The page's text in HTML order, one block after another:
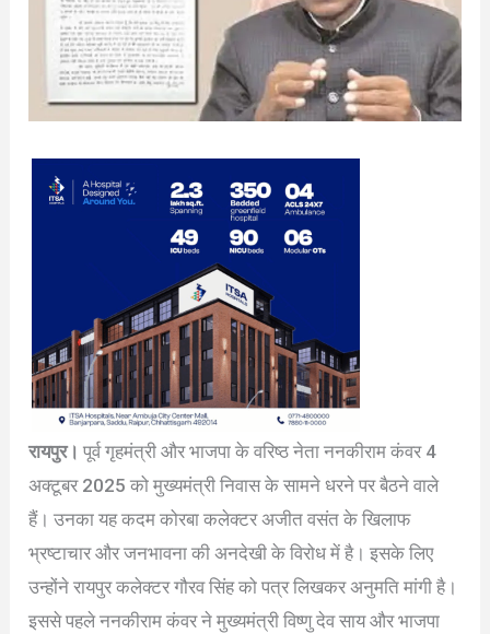
रायपुर। पूर्व गृहमंत्री और भाजपा के वरिष्ठ नेता ननकीराम कंवर 4
अक्टूबर 2025 को मुख्यमंत्री निवास के सामने धरने पर बैठने वाले
हैं। उनका यह कदम कोरबा कलेक्टर अजीत वसंत के खिलाफ
भ्रष्टाचार और जनभावना की अनदेखी के विरोध में है। इसके लिए
उन्होंने रायपुर कलेक्टर गौरव सिंह को पत्र लिखकर अनुमति मांगी है।
इससे पहले ननकीराम कंवर ने मुख्यमंत्री विष्णु देव साय और भाजपा